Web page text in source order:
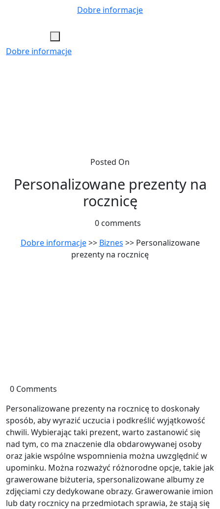
Dobre informacje
Dobre informacje
Posted On
Personalizowane prezenty na
rocznicę
0 comments
Dobre informacje>> Biznes >> Personalizowane
prezenty na rocznicę
0 Comments
Personalizowane prezenty na rocznicę to doskonały
sposób, aby wyrazić uczucia i podkreślić wyjątkowość
chwili. Wybierając taki prezent, warto zastanowić się
nad tym, co ma znaczenie dla obdarowywanej osoby
oraz jakie wspólne wspomnienia można uwzględnić w
upominku. Można rozważyć różnorodne opcje, takie jak
grawerowane biżuteria, spersonalizowane albumy ze
zdjęciami czy dedykowane obrazy. Grawerowanie imion
lub daty rocznicy na przedmiotach sprawia, że stają się